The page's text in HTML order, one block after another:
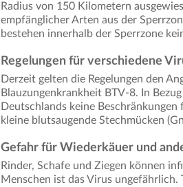
Radius von 150 Kilometern
empfänglicher Arten aus der
bestehen innerhalb der Sperrzone
Regelungen für verschiedene
Derzeit gelten die Regelungen den
Blauzungenkrankheit BTV-8. In
Deutschlands keine
kleine blutsaugende Stechmücken
Gefahr für Wiederkäuer und
Rinder, Schafe und Ziegen können
Menschen ist das Virus